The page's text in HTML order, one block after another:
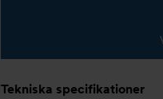
Tekniska specifikationer